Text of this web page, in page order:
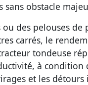
sans obstacle
ou des pelouses de
carrés, le
tondeuse
à condition
et les détours